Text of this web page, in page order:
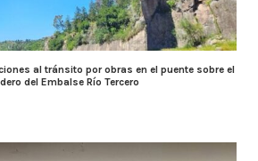
al tránsito por obras en el puente sobre el
del Embalse Río Tercero